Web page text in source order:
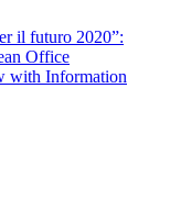
il futuro 2020”:
Office
with Information